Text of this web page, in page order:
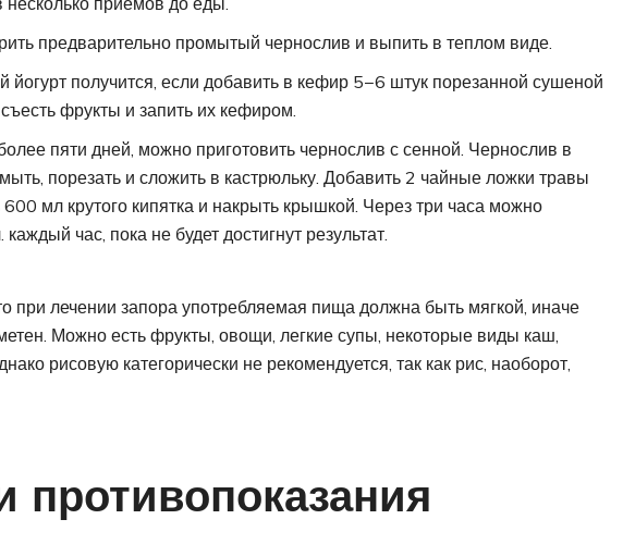
предварительно промытый чернослив и выпить в теплом виде.
йогурт получится, если добавить в кефир 5−6 штук порезанной сушеной
фрукты и запить их кефиром.
пяти дней, можно приготовить чернослив с сенной. Чернослив в
порезать и сложить в кастрюльку. Добавить 2 чайные ложки травы
мл крутого кипятка и накрыть крышкой. Через три часа можно
час, пока не будет достигнут результат.
при лечении запора употребляемая пища должна быть мягкой, иначе
Можно есть фрукты, овощи, легкие супы, некоторые виды каш,
рисовую категорически не рекомендуется, так как рис, наоборот,
противопоказания